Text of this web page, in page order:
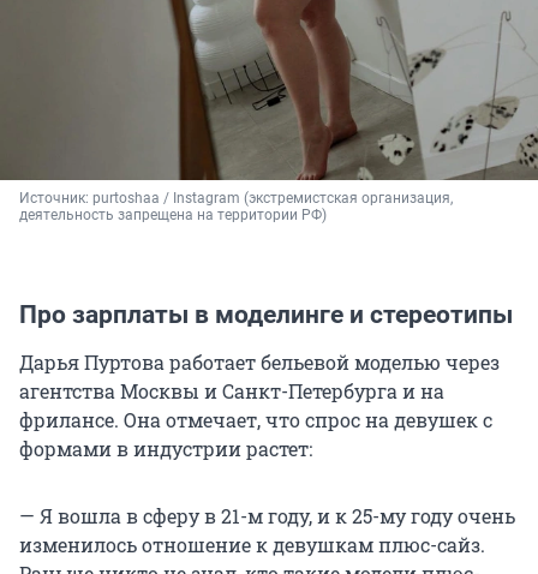
Источник: purtoshaa / Instagram (экстремистская организация,
деятельность запрещена на территории РФ)
Про зарплаты в моделинге и стереотипы
Дарья Пуртова работает бельевой моделью через
агентства Москвы и Санкт-Петербурга и на
фрилансе. Она отмечает, что спрос на девушек с
формами в индустрии растет:
— Я вошла в сферу в 21-м году, и к 25-му году очень
изменилось отношение к девушкам плюс-сайз.